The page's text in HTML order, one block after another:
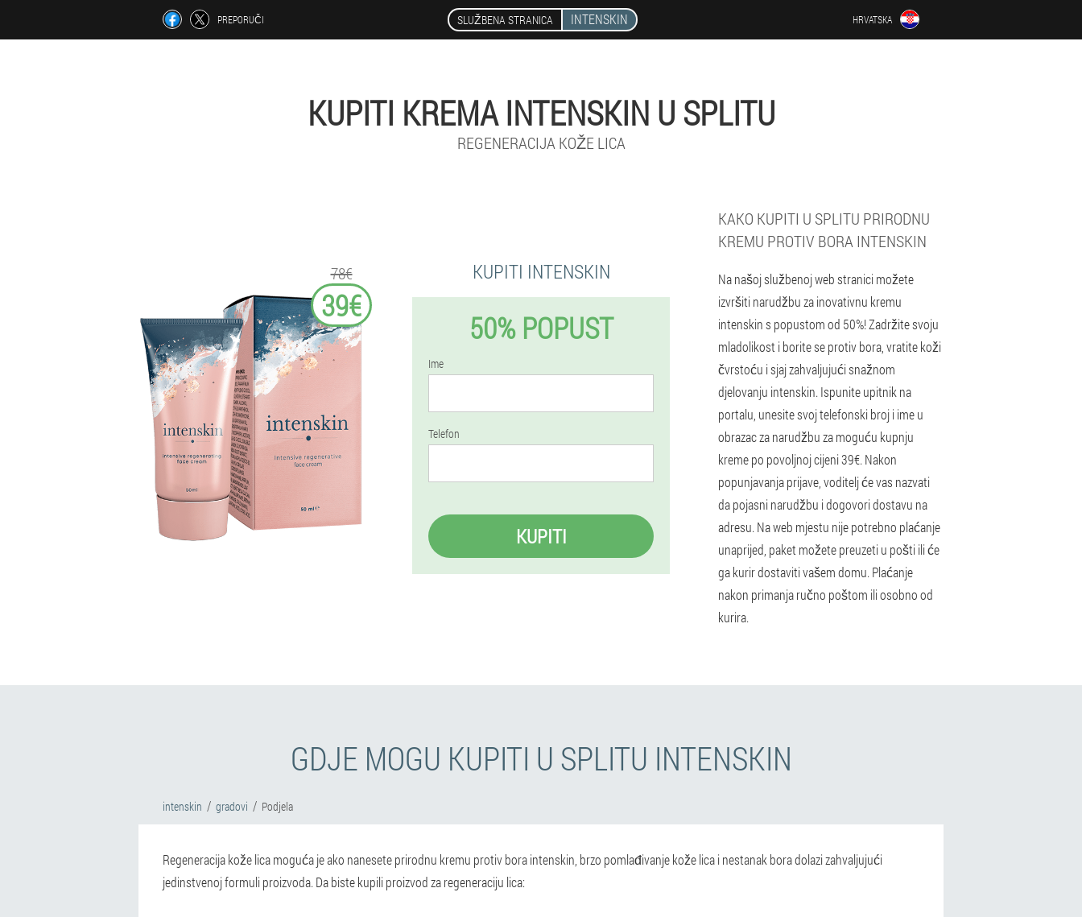
PREPORUČI SLUŽBENA STRANICA INTENSKIN HRVATSKA
KUPITI KREMA INTENSKIN U SPLITU
REGENERACIJA KOŽE LICA
78€
39€
KUPITI INTENSKIN
50% POPUST
Ime
Telefon
KUPITI
KAKO KUPITI U SPLITU PRIRODNU
KREMU PROTIV BORA INTENSKIN
Na našoj službenoj web stranici možete
izvršiti narudžbu za inovativnu kremu
intenskin s popustom od 50%! Zadržite svoju
mladolikost i borite se protiv bora, vratite koži
čvrstoću i sjaj zahvaljujući snažnom
djelovanju intenskin. Ispunite upitnik na
portalu, unesite svoj telefonski broj i ime u
obrazac za narudžbu za moguću kupnju
kreme po povoljnoj cijeni 39€. Nakon
popunjavanja prijave, voditelj će vas nazvati
da pojasni narudžbu i dogovori dostavu na
adresu. Na web mjestu nije potrebno plaćanje
unaprijed, paket možete preuzeti u pošti ili će
ga kurir dostaviti vašem domu. Plaćanje
nakon primanja ručno poštom ili osobno od
kurira.
GDJE MOGU KUPITI U SPLITU INTENSKIN
intenskin gradovi Podjela
Regeneracija kože lica moguća je ako nanesete prirodnu kremu protiv bora intenskin, brzo pomlađivanje kože lica i nestanak bora dolazi zahvaljujući
jedinstvenoj formuli proizvoda. Da biste kupili proizvod za regeneraciju lica: